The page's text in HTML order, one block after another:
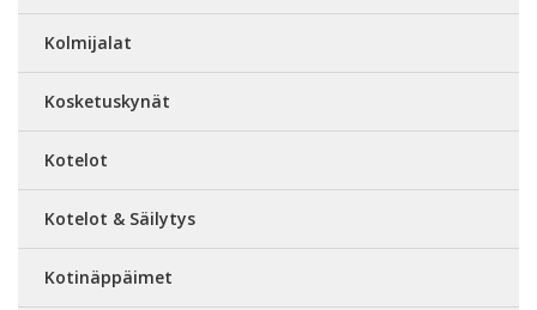
Kolmijalat
Kosketuskynät
Kotelot
Kotelot & Säilytys
Kotinäppäimet